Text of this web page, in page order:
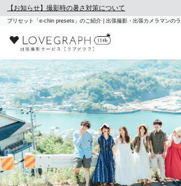
【お知らせ】撮影時の暑さ対策について
プリセット「e-chin presets」のご紹介 | 出張撮影・出張カメラマンの